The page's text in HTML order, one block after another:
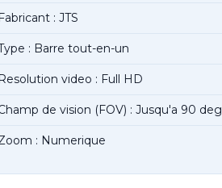
Fabricant : JTS
: Barre tout-en-un
Resolution video : Full HD
de vision (FOV) : Jusqu'a 90 deg
: Numerique